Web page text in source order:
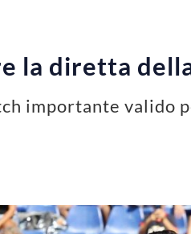
la diretta
importante valido